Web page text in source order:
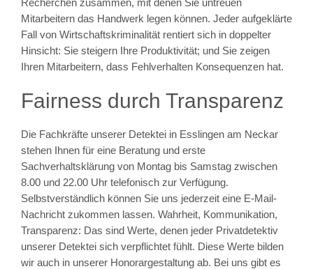
Mitarbeitern das Handwerk legen können. Jeder aufgeklärte
Fall von Wirtschaftskriminalität rentiert sich in doppelter
Hinsicht: Sie steigern Ihre Produktivität; und Sie zeigen
Ihren Mitarbeitern, dass Fehlverhalten Konsequenzen hat.
Fairness durch Transparenz
Die Fachkräfte unserer Detektei in Esslingen am Neckar
stehen Ihnen für eine Beratung und erste
Sachverhaltsklärung von Montag bis Samstag zwischen
8.00 und 22.00 Uhr telefonisch zur Verfügung.
Selbstverständlich können Sie uns jederzeit eine E-Mail-
Nachricht zukommen lassen. Wahrheit, Kommunikation,
Transparenz: Das sind Werte, denen jeder Privatdetektiv
unserer Detektei sich verpflichtet fühlt. Diese Werte bilden
wir auch in unserer Honorargestaltung ab. Bei uns gibt es